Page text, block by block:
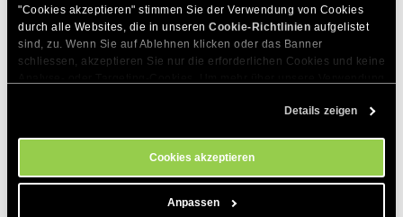
"Cookies akzeptieren" stimmen Sie der Verwendung von Cookies
durch alle Websites, die in unseren Cookie-Richtlinien aufgelistet
sind, zu. Wenn Sie auf Ablehnen klicken oder das Banner
schliessen, akzeptieren Sie nur die erforderlichen Cookies und keine
. Sie können Ihre Cookie-Einstellungen jederzeit im
Details zeigen
Cookies akzeptieren
Anpassen
Wie schalte ich die automatische Domain-
Erneuerung ein/aus?
Wie kann ich den Domain-Transfer neu
starten, wenn er aufgrund eines falschen EPP-